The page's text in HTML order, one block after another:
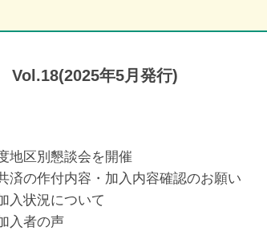
Vol.18(2025年5月発行)
地区別懇談会を開催
済の作付内容・加入内容確認のお願い
入状況について
入者の声